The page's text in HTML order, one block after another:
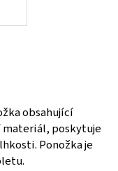
obsahující
poskytuje
Ponožka je